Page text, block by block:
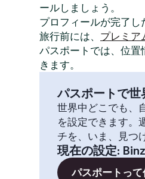
ールしましょう。
プロフィールが完了し
旅行前には、 プレミア
パスポートでは、位
きます。
パスポートで
世界中どこでも、
を設定できます。
チを、いま、見つ
現在の設定:
パスポートって